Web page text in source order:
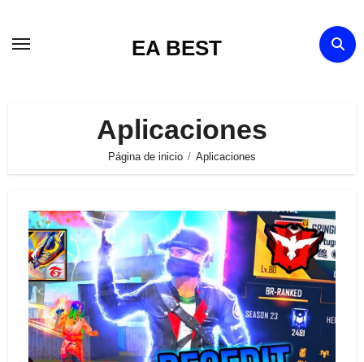
EA BEST
Aplicaciones
Página de inicio Aplicaciones